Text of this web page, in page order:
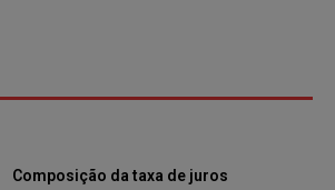
Composição da taxa de juros